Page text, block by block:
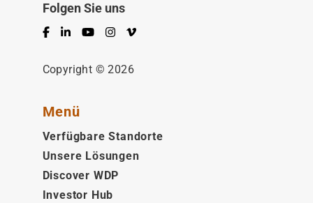
Folgen Sie uns
Facebook
LinkedInYouTubeInstagram
Vimeo
Copyright © 2026
Menü
Verfügbare Standorte
Unsere Lösungen
Discover WDP
Investor Hub